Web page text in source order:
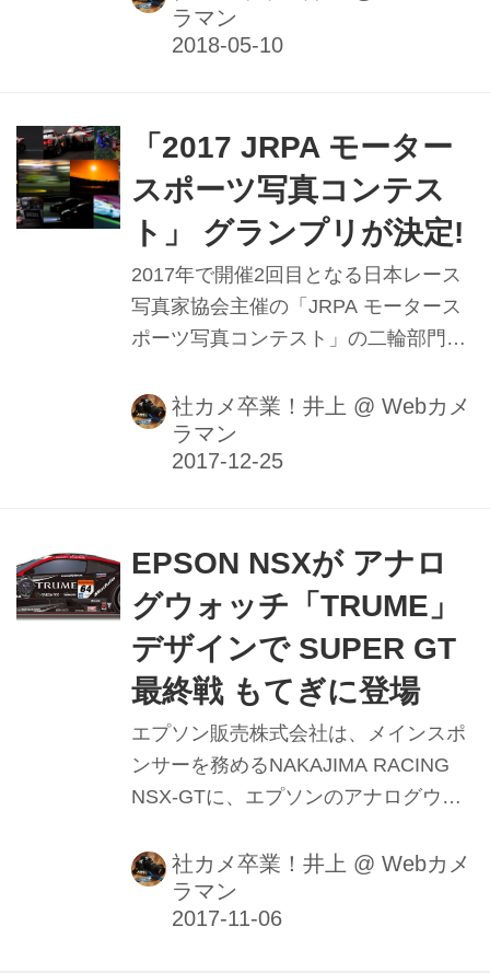
向かうは鈴鹿サーキット､開幕を迎え
たスーパーフォーミュラで使ってみ
ラマン
「2017 JRPA モーター
スポーツ写真コンテス
ト」 グランプリが決定!
2017年で開催2回目となる日本レース
写真家協会主催の「JRPA モータース
ポーツ写真コンテスト」の二輪部門、
決定した。各グランプリ作者には賞品
としてデジタル一眼レフカメラが贈呈
される。
社カメ卒業！井上 @ Webカメ
ラマン
EPSON NSXが アナロ
グウォッチ「TRUME」
デザインで SUPER GT
最終戦 もてぎに登場
エプソン販売株式会社は、メインスポ
ンサーを務めるNAKAJIMA RACING
NSX-GTに、エプソンのアナログウオ
ム)のカラーリングデザインを施し、
11/11,12にツインリンクもてぎで開催
されるスーパーGT最終戦限定で走行す
社カメ卒業！井上 @ Webカメ
ラマン